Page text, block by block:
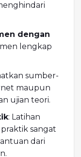
dengan
lengkap
sumber-
maupun
ujian teori.
: Latihan
sangat
dari